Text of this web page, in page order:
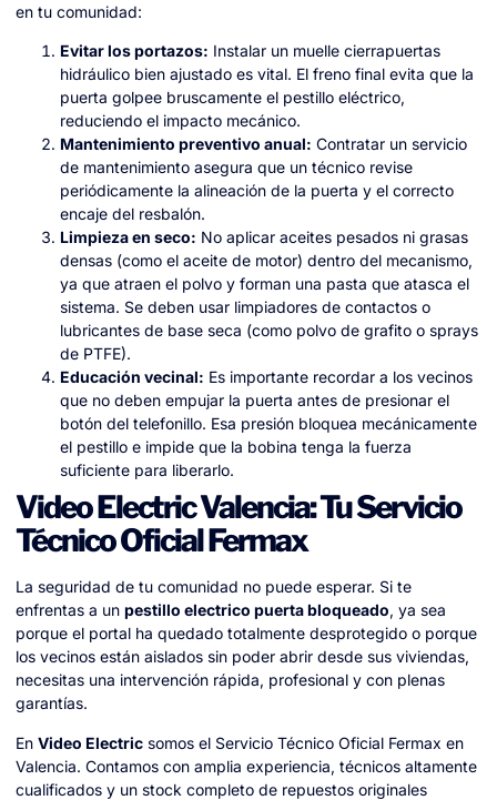
en tu comunidad:
Evitar los portazos: Instalar un muelle cierrapuertas
hidráulico bien ajustado es vital. El freno final evita que la
puerta golpee bruscamente el pestillo eléctrico,
reduciendo el impacto mecánico.
Mantenimiento preventivo anual: Contratar un servicio
de mantenimiento asegura que un técnico revise
periódicamente la alineación de la puerta y el correcto
encaje del resbalón.
Limpieza en seco: No aplicar aceites pesados ni grasas
densas (como el aceite de motor) dentro del mecanismo,
ya que atraen el polvo y forman una pasta que atasca el
sistema. Se deben usar limpiadores de contactos o
lubricantes de base seca (como polvo de grafito o sprays
de PTFE).
Educación vecinal: Es importante recordar a los vecinos
que no deben empujar la puerta antes de presionar el
botón del telefonillo. Esa presión bloquea mecánicamente
el pestillo e impide que la bobina tenga la fuerza
suficiente para liberarlo.
Video Electric Valencia: Tu Servicio
Técnico Oficial Fermax
La seguridad de tu comunidad no puede esperar. Si te
enfrentas a un pestillo electrico puerta bloqueado, ya sea
porque el portal ha quedado totalmente desprotegido o porque
los vecinos están aislados sin poder abrir desde sus viviendas,
necesitas una intervención rápida, profesional y con plenas
garantías.
En Video Electric somos el Servicio Técnico Oficial Fermax en
Valencia. Contamos con amplia experiencia, técnicos altamente
cualificados y un stock completo de repuestos originales